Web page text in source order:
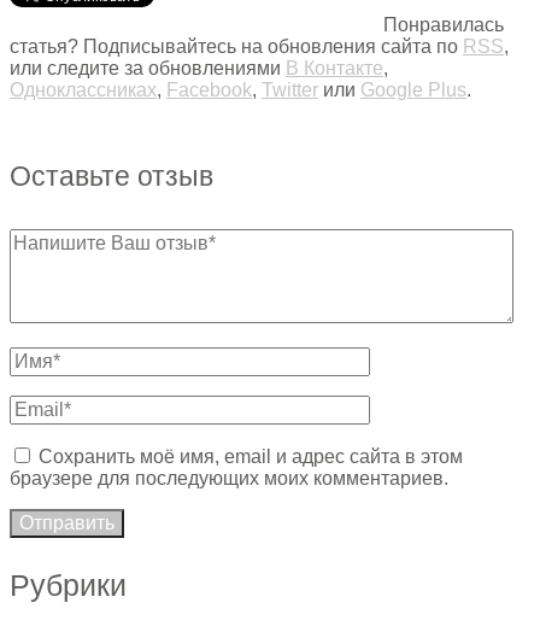
Понравилась
статья? Подписывайтесь на обновления сайта по RSS,
или следите за обновлениями В Контакте,
Одноклассниках, Facebook, Twitter или Google Plus.
Оставьте отзыв
Сохранить моё имя, email и адрес сайта в этом
браузере для последующих моих комментариев.
Рубрики